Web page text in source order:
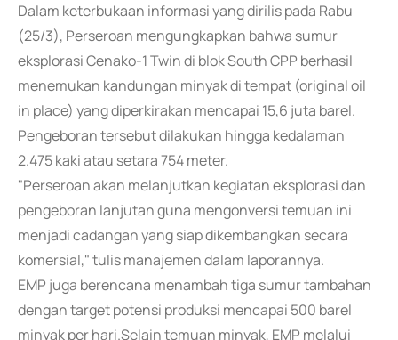
Dalam keterbukaan informasi yang dirilis pada Rabu
(25/3), Perseroan mengungkapkan bahwa sumur
eksplorasi Cenako-1 Twin di blok South CPP berhasil
menemukan kandungan minyak di tempat (original oil
in place) yang diperkirakan mencapai 15,6 juta barel.
Pengeboran tersebut dilakukan hingga kedalaman
2.475 kaki atau setara 754 meter.
"Perseroan akan melanjutkan kegiatan eksplorasi dan
pengeboran lanjutan guna mengonversi temuan ini
menjadi cadangan yang siap dikembangkan secara
komersial," tulis manajemen dalam laporannya.
EMP juga berencana menambah tiga sumur tambahan
dengan target potensi produksi mencapai 500 barel
minyak per hari.Selain temuan minyak, EMP melalui